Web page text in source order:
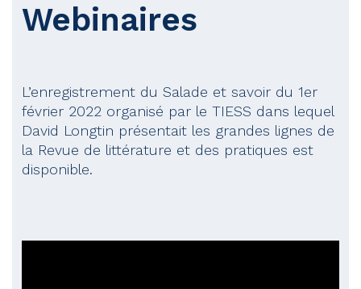
Webinaires
L’enregistrement du Salade et savoir du 1er
février 2022 organisé par le TIESS dans lequel
David Longtin présentait les grandes lignes de
la Revue de littérature et des pratiques est
disponible.